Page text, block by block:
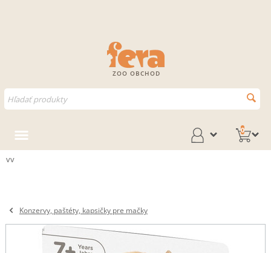
ZOO OBCHOD
0
vv
Konzervy, paštéty, kapsičky pre mačky